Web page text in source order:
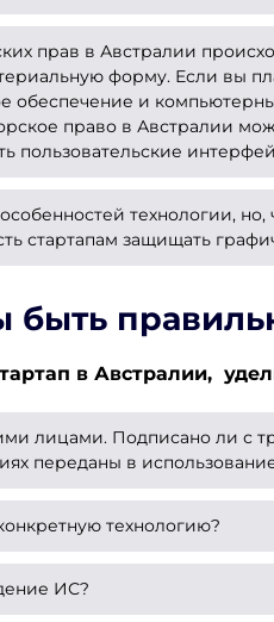
прав в Австралии
форму. Если вы
обеспечение и
право в Австралии
пользовательские
технологии,
стартапам защищать
быть
в Австралии,
лицами. Подписано ли с
переданы в
технологию?
ИС?